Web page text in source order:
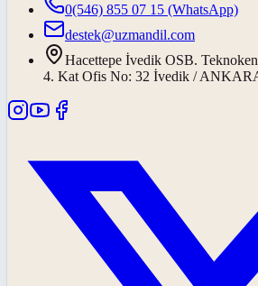
0(546) 855 07 15 (WhatsApp)
destek@uzmandil.com
Hacettepe İvedik OSB.
4. Kat Ofis No: 32 İvedik /